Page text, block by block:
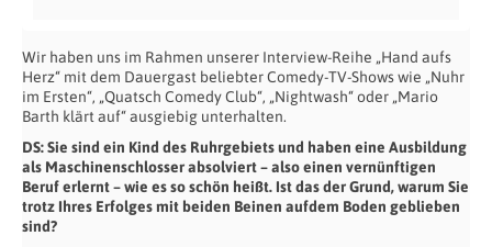
Wir haben uns im Rahmen unserer Interview-Reihe „Hand aufs
Herz“ mit dem Dauergast beliebter Comedy-TV-Shows wie „Nuhr
im Ersten“, „Quatsch Comedy Club“, „Nightwash“ oder „Mario
Barth klärt auf“ ausgiebig unterhalten.
DS: Sie sind ein Kind des Ruhrgebiets und haben eine Ausbildung
als Maschinenschlosser absolviert – also einen vernünftigen
Beruf erlernt – wie es soschön heißt. Ist das der Grund, warum Sie
trotz Ihres Erfolges mit beiden Beinen aufdem Boden geblieben
sind?